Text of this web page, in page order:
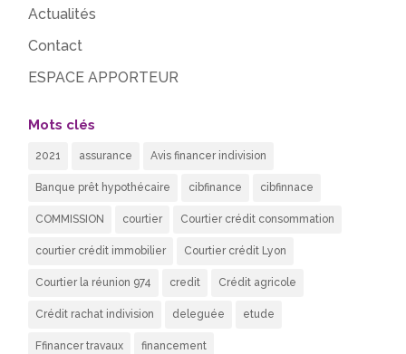
Actualités
Contact
ESPACE APPORTEUR
Mots clés
2021 assurance Avis financer indivision
Banque prêt hypothécaire cibfinance cibfinnace
COMMISSION courtier Courtier crédit consommation
courtier crédit immobilier Courtier crédit Lyon
Courtier la réunion 974 credit Crédit agricole
Crédit rachat indivision deleguée etude
Ffinancer travaux financement